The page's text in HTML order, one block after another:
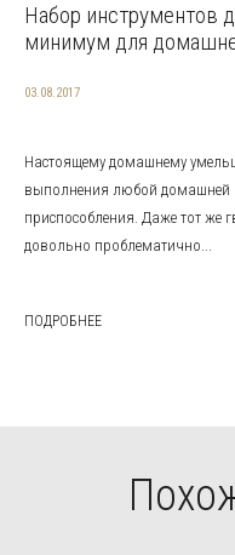
Набор инструментов
минимум для
03.08.2017
Настоящему домашнему
выполнения любой домашней
приспособления. Даже тот же
довольно проблематично...
ПОДРОБНЕЕ